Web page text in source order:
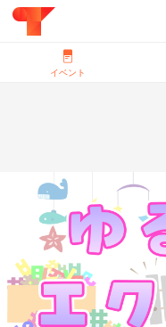
イベント